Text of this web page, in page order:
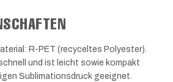
R-PET (recyceltes Polyester).
und ist leicht sowie kompakt
Sublimationsdruck geeignet.